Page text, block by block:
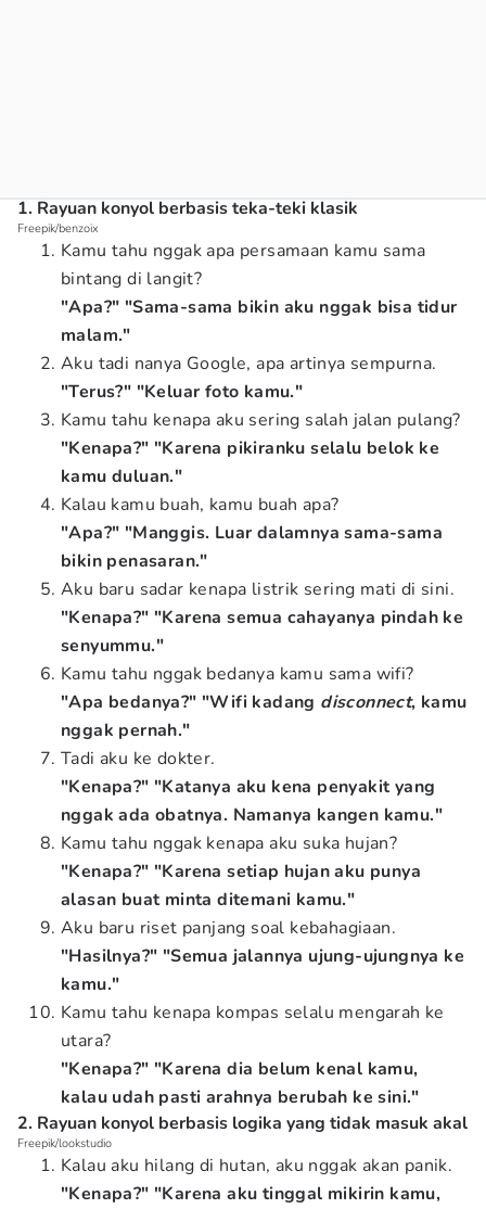
1. Rayuan konyol berbasis teka-teki klasik
Freepik/benzoix
Kamu tahu nggak apa persamaan kamu sama
bintang di langit?
"Apa?" "Sama-sama bikin aku nggak bisa tidur
malam."
Aku tadi nanya Google, apa artinya sempurna.
"Terus?" "Keluar foto kamu."
Kamu tahu kenapa aku sering salah jalan pulang?
"Kenapa?" "Karena pikiranku selalu belok ke
kamu duluan."
Kalau kamu buah, kamu buah apa?
"Apa?" "Manggis. Luar dalamnya sama-sama
bikin penasaran."
Aku baru sadar kenapa listrik sering mati di sini.
"Kenapa?" "Karena semua cahayanya pindah ke
senyummu."
Kamu tahu nggak bedanya kamu sama wifi?
"Apa bedanya?" "Wifi kadang disconnect, kamu
nggak pernah."
Tadi aku ke dokter.
"Kenapa?" "Katanya aku kena penyakit yang
nggak ada obatnya. Namanya kangen kamu."
Kamu tahu nggak kenapa aku suka hujan?
"Kenapa?" "Karena setiap hujan aku punya
alasan buat minta ditemani kamu."
Aku baru riset panjang soal kebahagiaan.
"Hasilnya?" "Semua jalannya ujung-ujungnya ke
kamu."
Kamu tahu kenapa kompas selalu mengarah ke
utara?
"Kenapa?" "Karena dia belum kenal kamu,
kalau udah pasti arahnya berubah ke sini."
2. Rayuan konyol berbasis logika yang tidak masuk akal
Freepik/lookstudio
Kalau aku hilang di hutan, aku nggak akan panik.
"Kenapa?" "Karena aku tinggal mikirin kamu,